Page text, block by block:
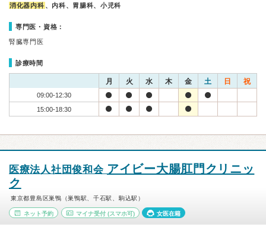
消化器内科 、内科、胃腸科、小児科
専門医・資格：
腎臓専門医
診療時間
月 火 水 木 金 土 日 祝
09:00-12:30
15:00-18:30
医療法人社団俊和会 アイビー大腸肛門クリニッ
ク
東京都豊島区巣鴨（巣鴨駅、千石駅、駒込駅）
ネット予約 マイナ受付(スマホ可) 女医在籍